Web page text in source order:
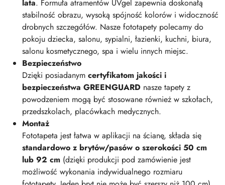
lata. Formuła atramentów UVgel zapewnia doskonałą
stabilność obrazu, wysoką spójność kolorów i widoczność
drobnych szczegółów. Nasze fototapety polecamy do
pokoju dziecka, salonu, sypialni, łazienki, kuchni, biura,
salonu kosmetycznego, spa i wielu innych miejsc.
Bezpieczeństwo
Dzięki posiadanym certyfikatom jakości i
bezpieczeństwa GREENGUARD nasze tapety z
powodzeniem mogą być stosowane również w szkołach,
przedszkolach, placówkach medycznych.
Montaż
Fototapeta jest łatwa w aplikacji na ścianę, składa się
standardowo z brytów/pasów o szerokości 50 cm
lub 92 cm (dzięki produkcji pod zamówienie jest
możliwość wykonania indywidualnego rozmiaru